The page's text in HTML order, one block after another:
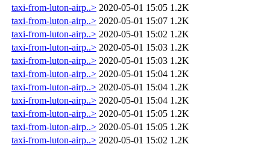
taxi-from-luton-airp..> 2020-05-01 15:05 1.2K
taxi-from-luton-airp..> 2020-05-01 15:07 1.2K
taxi-from-luton-airp..> 2020-05-01 15:02 1.2K
taxi-from-luton-airp..> 2020-05-01 15:03 1.2K
taxi-from-luton-airp..> 2020-05-01 15:03 1.2K
taxi-from-luton-airp..> 2020-05-01 15:04 1.2K
taxi-from-luton-airp..> 2020-05-01 15:04 1.2K
taxi-from-luton-airp..> 2020-05-01 15:04 1.2K
taxi-from-luton-airp..> 2020-05-01 15:05 1.2K
taxi-from-luton-airp..> 2020-05-01 15:05 1.2K
taxi-from-luton-airp..> 2020-05-01 15:02 1.2K